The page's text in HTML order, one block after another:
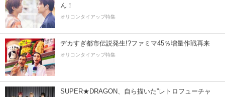
ん！
オリコンタイアップ特集
デカすぎ都市伝説発生!?ファミマ45％増量作戦再来
オリコンタイアップ特集
SUPER★DRAGON、自ら描いた”レトロフューチャ